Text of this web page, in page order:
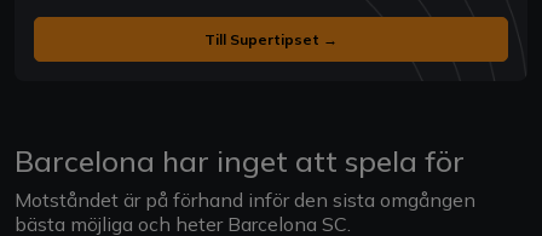
Till Supertipset →
Barcelona har inget att spela för
Motståndet är på förhand inför den sista omgången
bästa möjliga och heter Barcelona SC.